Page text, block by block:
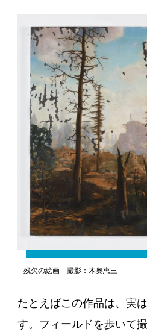
残欠の絵画 撮影：木奥恵三
たとえばこの作品は、実
す。フィールドを歩いて